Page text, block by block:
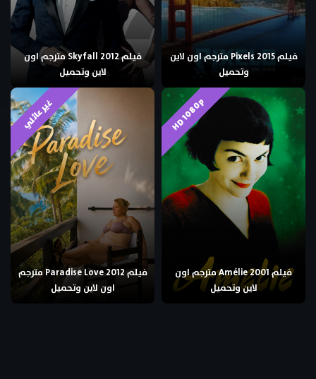
فيلم Pixels 2015 مترجم اون لاين
وتحميل
فيلم Skyfall 2012 مترجم اون
لاين وتحميل
HD 1080p
فيلم Amélie 2001 مترجم اون
لاين وتحميل
غير عائلي
فيلم Paradise Love 2012 مترجم
اون لاين وتحميل